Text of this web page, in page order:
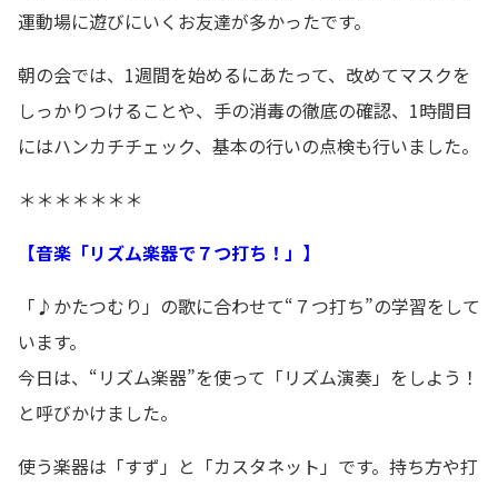
運動場に遊びにいくお友達が多かったです。
朝の会では、1週間を始めるにあたって、改めてマスクを
しっかりつけることや、手の消毒の徹底の確認、1時間目
にはハンカチチェック、基本の行いの点検も行いました。
＊＊＊＊＊＊＊
【音楽「リズム楽器で７つ打ち！」】
「♪かたつむり」の歌に合わせて“７つ打ち”の学習をして
います。
今日は、“リズム楽器”を使って「リズム演奏」をしよう！
と呼びかけました。
使う楽器は「すず」と「カスタネット」です。持ち方や打